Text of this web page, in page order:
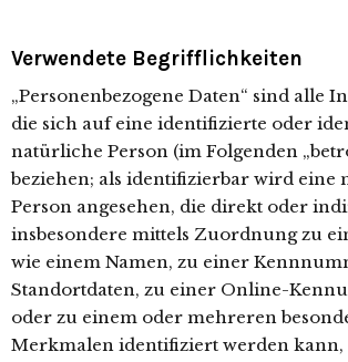
Verwendete Begrifflichkeiten
„Personenbezogene Daten“ sind alle
die sich auf eine identifizierte oder
natürliche Person (im Folgenden
beziehen; als identifizierbar wird eine
Person angesehen, die direkt oder
insbesondere mittels Zuordnung zu
wie einem Namen, zu einer
Standortdaten, zu einer Online-
oder zu einem oder mehreren
Merkmalen identifiziert werden kann,